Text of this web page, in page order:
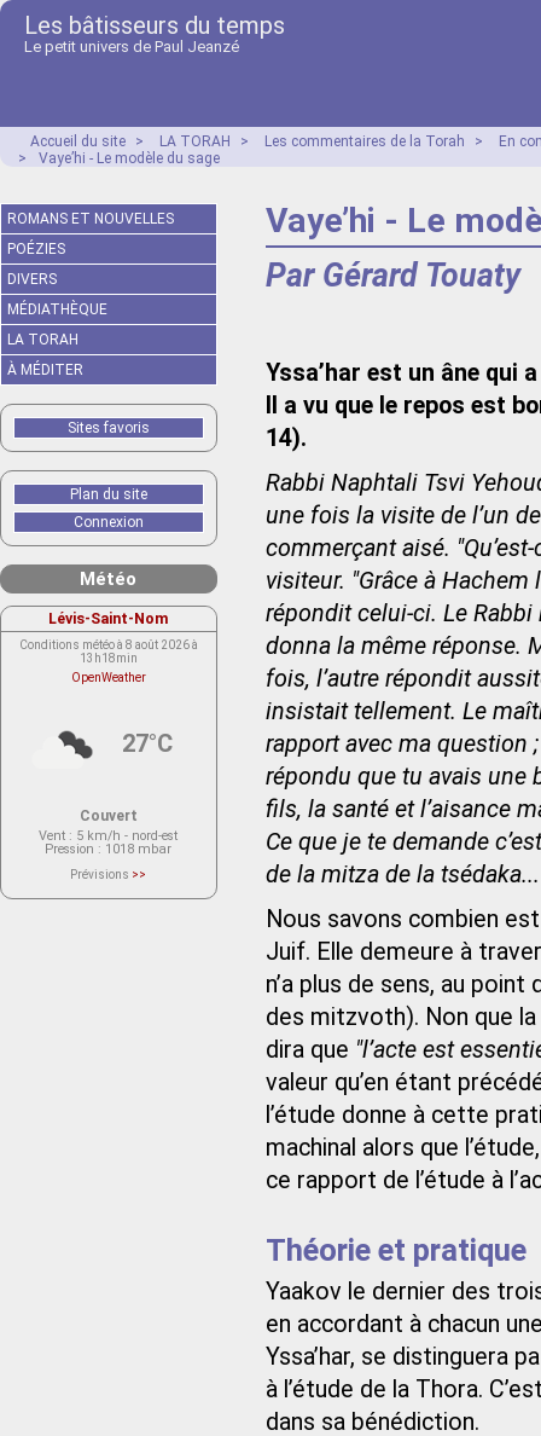
Les bâtisseurs du temps
Le petit univers de Paul Jeanzé
Accueil du site > LA TORAH > Les commentaires de la Torah >
En
>
Vaye’hi - Le modèle du sage
Vaye’hi - Le
Par Gérard Touaty
Yssa’har est un âne qui
Il a vu que le repos est
14).
Rabbi Naphtali Tsvi
une fois la visite de l’un
commerçant aisé.
visiteur. "Grâce à
répondit celui-ci. Le
donna la même réponse.
fois, l’autre répondit
insistait tellement. Le
rapport avec ma question
répondu que tu avais une
fils, la santé et l’aisance
Ce que je te demande
de la mitza de la
Nous savons combien
Juif. Elle demeure à
n’a plus de sens, au
des mitzvoth). Non que
dira que "l’acte est
valeur qu’en étant
l’étude donne à cette
machinal alors que
ce rapport de l’étude à
Théorie et pratique
Yaakov le dernier des
en accordant à chacun
Yssa’har, se distinguera
à l’étude de la Thora.
dans sa bénédiction.
ROMANS ET NOUVELLES
POÉZIES
DIVERS
MÉDIATHÈQUE
LA TORAH
À MÉDITER
Sites favoris
Plan du site
Connexion
Météo
Lévis-Saint-Nom
Conditions météo à 8 août 2026 à
13h18min
OpenWeather
27°C
Couvert
Vent : 5 km/h - nord-est
Pression : 1018 mbar
Prévisions >>
actuellement aucune prévision